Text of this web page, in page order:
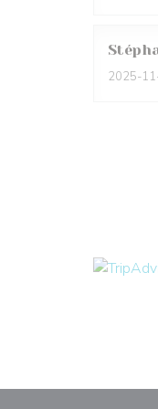
2025-